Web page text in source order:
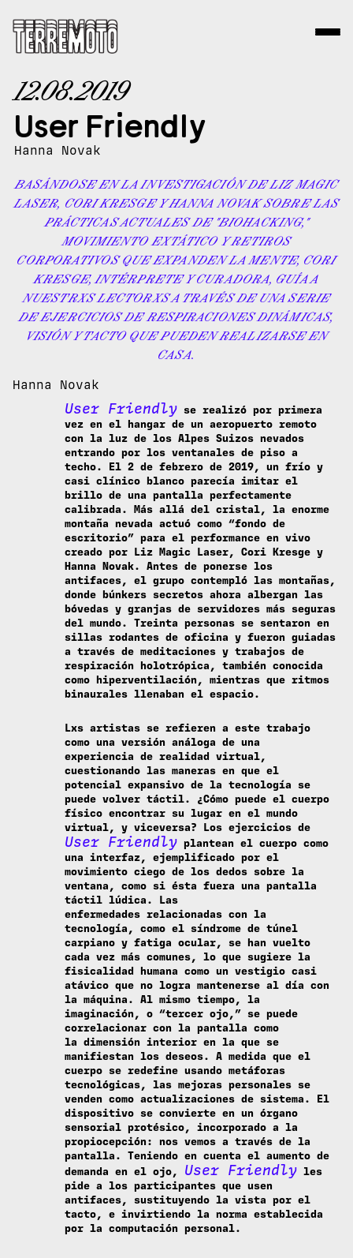
12.08.2019
User Friendly
Hanna Novak
BASÁNDOSE EN LA INVESTIGACIÓN DE LIZ MAGIC
LASER, CORI KRESGE Y HANNA NOVAK SOBRE LAS
PRÁCTICAS ACTUALES DE "BIOHACKING,"
MOVIMIENTO EXTÁTICO Y RETIROS
CORPORATIVOS QUE EXPANDEN LA MENTE, CORI
KRESGE, INTÉRPRETE Y CURADORA, GUÍA A
NUESTRXS LECTORXS A TRAVÉS DE UNA SERIE
DE EJERCICIOS DE RESPIRACIONES DINÁMICAS,
VISIÓN Y TACTO QUE PUEDEN REALIZARSE EN
CASA.
Hanna Novak
User Friendly se realizó por primera
vez en el hangar de un aeropuerto remoto
con la luz de los Alpes Suizos nevados
entrando por los ventanales de piso a
techo. El 2 de febrero de 2019, un frío y
casi clínico blanco parecía imitar el
brillo de una pantalla perfectamente
calibrada. Más allá del cristal, la enorme
montaña nevada actuó como “fondo de
escritorio” para el performance en vivo
creado por Liz Magic Laser, Cori Kresge y
Hanna Novak. Antes de ponerse los
antifaces, el grupo contempló las montañas,
donde búnkers secretos ahora albergan las
bóvedas y granjas de servidores más seguras
del mundo. Treinta personas se sentaron en
sillas rodantes de oficina y fueron guiadas
a través de meditaciones y trabajos de
respiración holotrópica, también conocida
como hiperventilación, mientras que ritmos
binaurales llenaban el espacio.
Lxs artistas se refieren a este trabajo
como una versión análoga de una
experiencia de realidad virtual,
cuestionando las maneras en que el
potencial expansivo de la tecnología se
puede volver táctil. ¿Cómo puede el cuerpo
físico encontrar su lugar en el mundo
virtual, y viceversa? Los ejercicios de
User Friendly plantean el cuerpo como
una interfaz, ejemplificado por el
movimiento ciego de los dedos sobre la
ventana, como si ésta fuera una pantalla
táctil lúdica. Las
enfermedades relacionadas con la
tecnología, como el síndrome de túnel
carpiano y fatiga ocular, se han vuelto
cada vez más comunes, lo que sugiere la
fisicalidad humana como un vestigio casi
atávico que no logra mantenerse al día con
la máquina. Al mismo tiempo, la
imaginación, o “tercer ojo,” se puede
correlacionar con la pantalla como
la dimensión interior en la que se
manifiestan los deseos. A medida que el
cuerpo se redefine usando metáforas
tecnológicas, las mejoras personales se
venden como actualizaciones de sistema. El
dispositivo se convierte en un órgano
sensorial protésico, incorporado a la
propiocepción: nos vemos a través de la
pantalla. Teniendo en cuenta el aumento de
demanda en el ojo, User Friendly les
pide a los participantes que usen
antifaces, sustituyendo la vista por el
tacto, e invirtiendo la norma establecida
por la computación personal.